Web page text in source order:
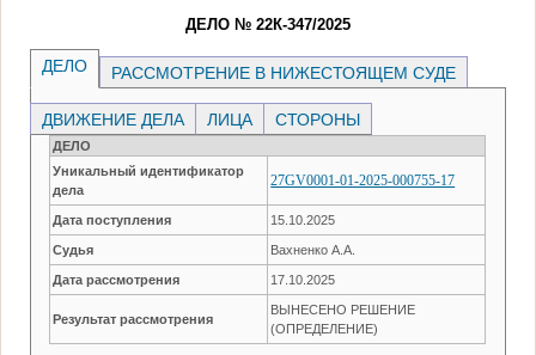
ДЕЛО № 22К-347/2025
ДЕЛО РАССМОТРЕНИЕ В НИЖЕСТОЯЩЕМ СУДЕ
ДВИЖЕНИЕ ДЕЛА ЛИЦА СТОРОНЫ
ДЕЛО
Уникальный идентификатор
дела
27GV0001-01-2025-000755-17
Дата поступления 15.10.2025
Судья Вахненко А.А.
Дата рассмотрения 17.10.2025
Результат рассмотрения
ВЫНЕСЕНО РЕШЕНИЕ
(ОПРЕДЕЛЕНИЕ)